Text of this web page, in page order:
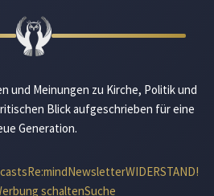
und Meinungen zu Kirche, Politik und
Blick aufgeschrieben für eine
Generation.
Re:mindNewsletterWIDERSTAND!
schaltenSuche